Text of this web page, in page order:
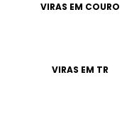
VIRAS EM COURO
VIRAS EM TR